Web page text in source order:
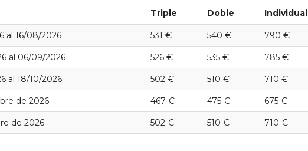
Triple Doble Individual
al 16/08/2026 531 € 540 € 790 €
al 06/09/2026 526 € 535 € 785 €
al 18/10/2026 502 € 510 € 710 €
de 2026 467 € 475 € 675 €
de 2026 502 € 510 € 710 €